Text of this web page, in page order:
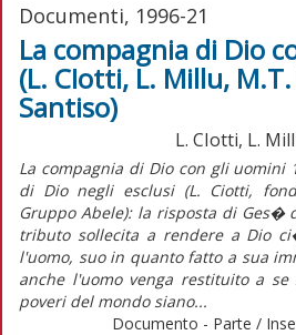
Documenti, 1996-21
La compagnia di Dio
(L. CIotti, L. Millu,
Santiso)
L. CIotti, L.
La compagnia di Dio con gli uomini
di Dio negli esclusi (L. Ciotti,
Gruppo Abele): la risposta di Ges�
tributo sollecita a rendere a Dio
l'uomo, suo in quanto fatto a sua
anche l'uomo venga restituito a
poveri del mondo siano...
Documento - Parte /